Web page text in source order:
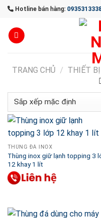
Skip
content
Hotline bán hàng:
TRANG CHỦ / THIẾT BỊ
THÙNG ĐÁ INOX
Thùng inox giữ lạnh topping 3
12 khay 1 lít